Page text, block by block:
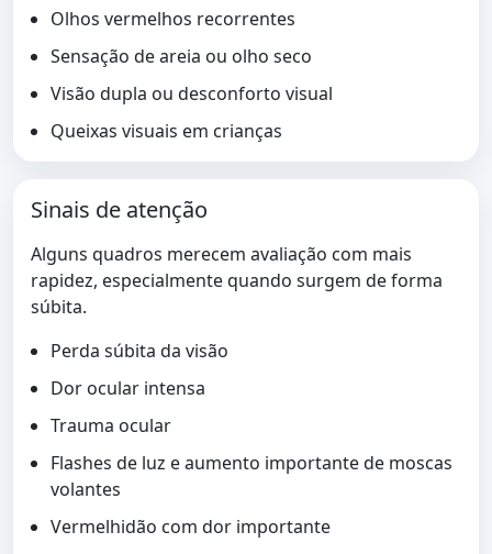
Olhos vermelhos recorrentes
Sensação de areia ou olho seco
Visão dupla ou desconforto visual
Queixas visuais em crianças
Sinais de atenção
Alguns quadros merecem avaliação com mais
rapidez, especialmente quando surgem de forma
súbita.
Perda súbita da visão
Dor ocular intensa
Trauma ocular
Flashes de luz e aumento importante de moscas
volantes
Vermelhidão com dor importante